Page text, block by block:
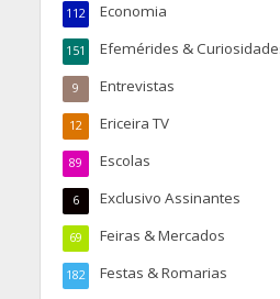
Economia
112
Efemérides &
151
Entrevistas
9
Ericeira TV
12
Escolas
89
Exclusivo Assinantes
6
Feiras & Mercados
69
Festas & Romarias
182